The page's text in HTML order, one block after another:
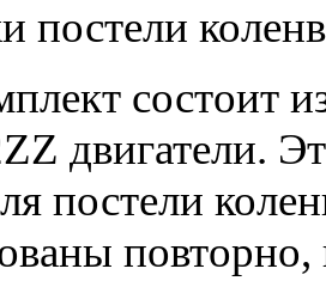
постели
состоит
двигатели.
постели